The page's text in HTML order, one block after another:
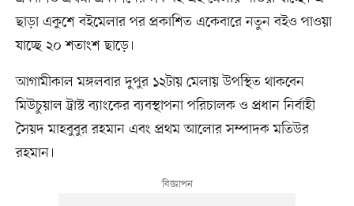
ছাড়া একুশে বইমেলার পর প্রকাশিত একেবারে নতুন বইও পাওয়া
যাচ্ছে ২০ শতাংশ ছাড়ে।
আগামীকাল মঙ্গলবার দুপুর ১২টায় মেলায় উপস্থিত থাকবেন
মিউচুয়াল ট্রাস্ট ব্যাংকের ব্যবস্থাপনা পরিচালক ও প্রধান নির্বাহী
সৈয়দ মাহবুবুর রহমান এবং প্রথম আলোর সম্পাদক মতিউর
রহমান।